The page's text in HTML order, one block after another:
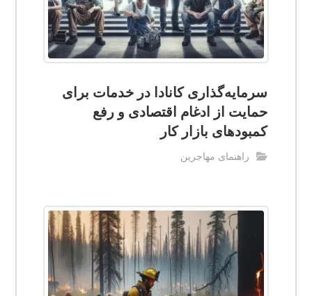
سرمایه‌گذاری کانادا در خدمات برای
حمایت از ادغام اقتصادی و رفع
کمبودهای بازار کار
راهنمای مهاجرین